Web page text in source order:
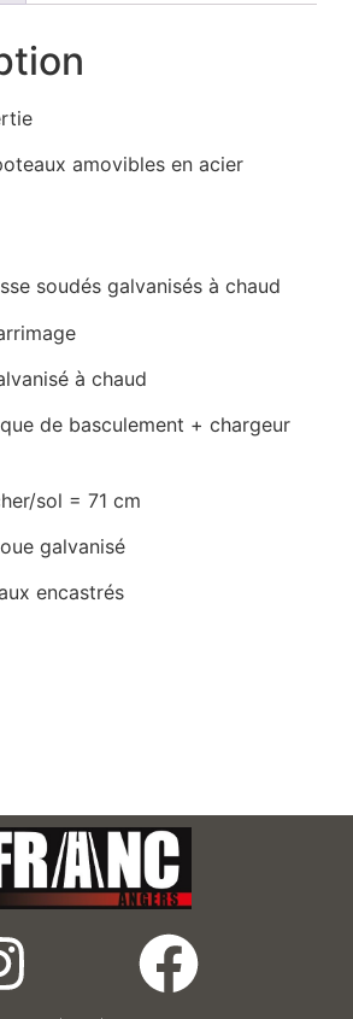
amovibles en acier
soudés galvanisés à chaud
à chaud
de basculement + chargeur
sol = 71 cm
galvanisé
encastrés